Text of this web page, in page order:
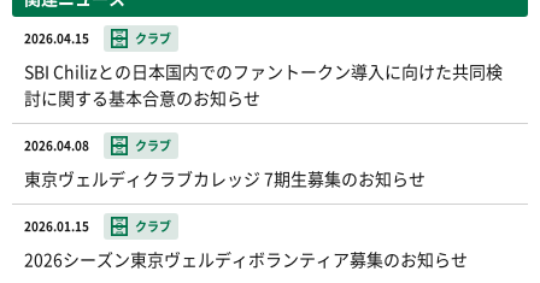
2026.04.15 クラブ
SBI Chilizとの日本国内でのファントークン導入に向けた共同検
討に関する基本合意のお知らせ
2026.04.08 クラブ
東京ヴェルディクラブカレッジ 7期生募集のお知らせ
2026.01.15 クラブ
2026シーズン東京ヴェルディボランティア募集のお知らせ